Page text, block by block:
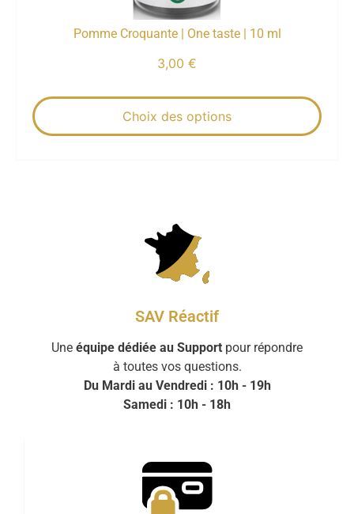
Pomme Croquante | One taste | 10 ml
3,00 €
Choix des options
SAV Réactif
Une équipe dédiée au Support pour répondre
à toutes vos questions.
Du Mardi au Vendredi : 10h - 19h
Samedi : 10h - 18h